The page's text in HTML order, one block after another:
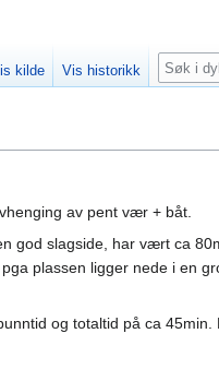
av pent vær + båt.
god slagside, har vært ca
plassen ligger nede i en
og totaltid på ca
kilde Vis historikk Søk